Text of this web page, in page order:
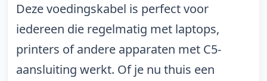
Deze voedingskabel is perfect voor
iedereen die regelmatig met laptops,
printers of andere apparaten met C5-
aansluiting werkt. Of je nu thuis een